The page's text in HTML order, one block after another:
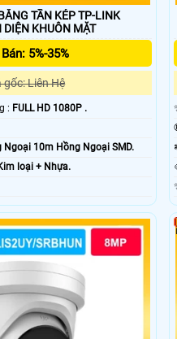
TẦN KÉP TP-LINK
NHẬN DIỆN KHUÔN MẶT
5%-35%
gốc: Liên Hệ
: FULL HD 1080P .
Ngoại 10m Hồng Ngoại SMD.
loại + Nhựa.